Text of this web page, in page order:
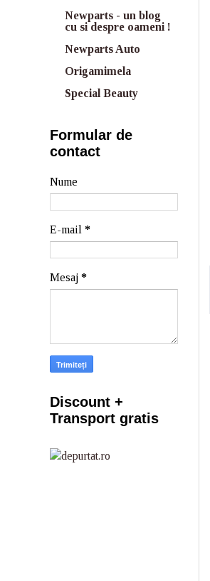
Newparts - un blog
cu si despre oameni !
Newparts Auto
Origamimela
Special Beauty
Formular de
contact
Nume
E-mail *
Mesaj *
Discount +
Transport gratis